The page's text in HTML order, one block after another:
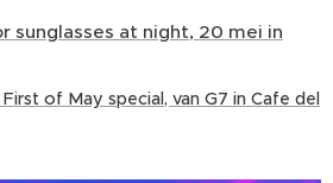
sunglasses at night, 20 mei in
of May special, van G7 in Cafe del